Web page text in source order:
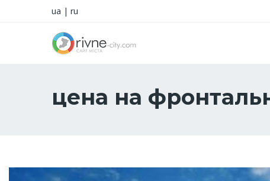
ua | ru
цена на